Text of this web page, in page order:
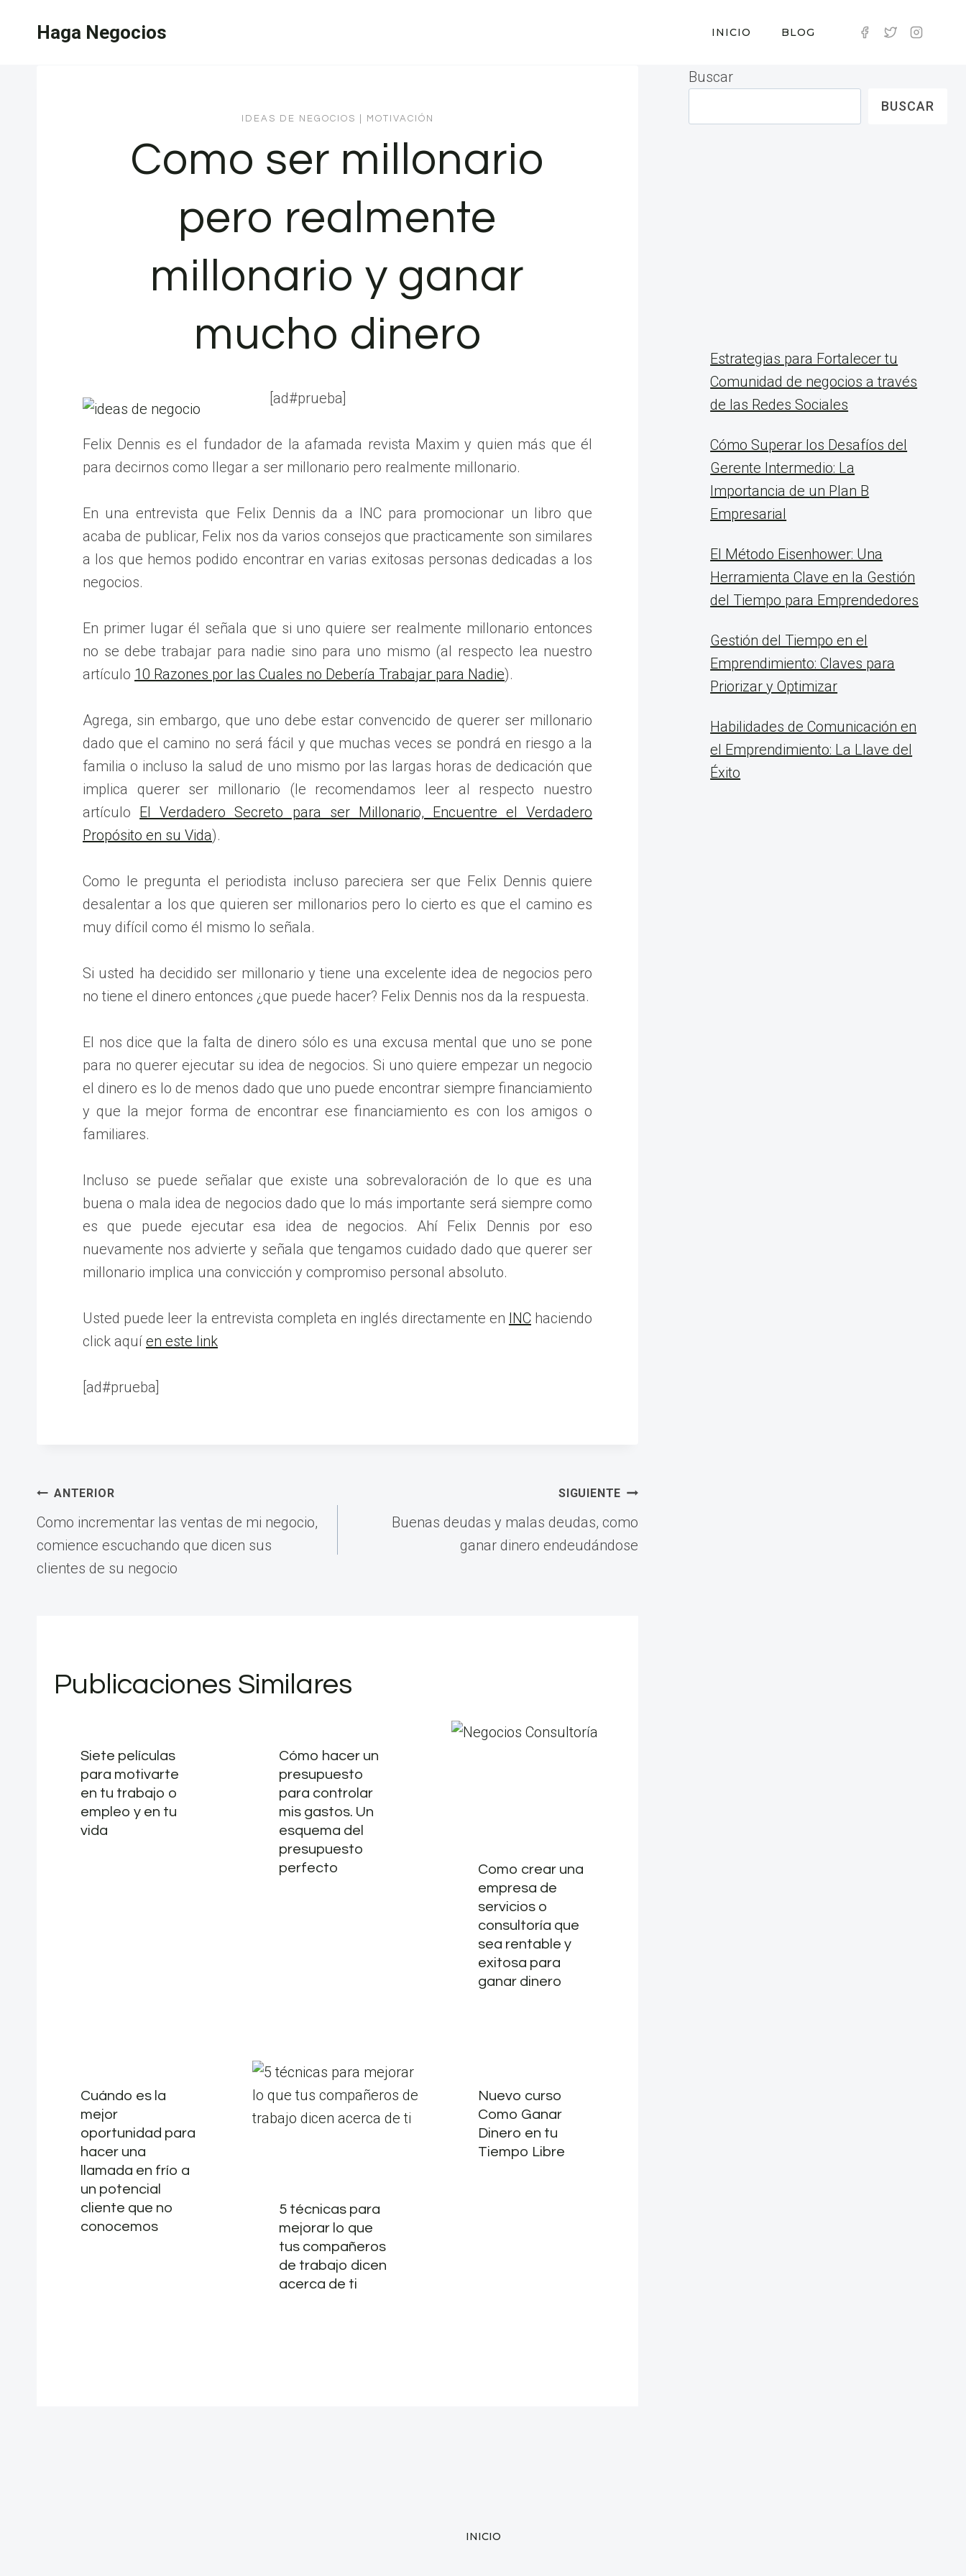
Haga Negocios INICIO BLOG
IDEAS DE NEGOCIOS MOTIVACIÓN
Como ser millonario
pero realmente
millonario y ganar
mucho dinero
[ad#prueba]
Felix Dennis es el fundador de la afamada revista Maxim y quien más que él
para decirnos como llegar a ser millonario pero realmente millonario.
En una entrevista que Felix Dennis da a INC para promocionar un libro que
acaba de publicar, Felix nos da varios consejos que practicamente son similares
a los que hemos podido encontrar en varias exitosas personas dedicadas a los
negocios.
En primer lugar él señala que si uno quiere ser realmente millonario entonces
no se debe trabajar para nadie sino para uno mismo (al respecto lea nuestro
artículo 10 Razones por las Cuales no Debería Trabajar para Nadie).
Agrega, sin embargo, que uno debe estar convencido de querer ser millonario
dado que el camino no será fácil y que muchas veces se pondrá en riesgo a la
familia o incluso la salud de uno mismo por las largas horas de dedicación que
implica querer ser millonario (le recomendamos leer al respecto nuestro
artículo El Verdadero Secreto para ser Millonario, Encuentre el Verdadero
Propósito en su Vida).
Como le pregunta el periodista incluso pareciera ser que Felix Dennis quiere
desalentar a los que quieren ser millonarios pero lo cierto es que el camino es
muy difícil como él mismo lo señala.
Si usted ha decidido ser millonario y tiene una excelente idea de negocios pero
no tiene el dinero entonces ¿que puede hacer? Felix Dennis nos da la respuesta.
El nos dice que la falta de dinero sólo es una excusa mental que uno se pone
para no querer ejecutar su idea de negocios. Si uno quiere empezar un negocio
el dinero es lo de menos dado que uno puede encontrar siempre financiamiento
y que la mejor forma de encontrar ese financiamiento es con los amigos o
familiares.
Incluso se puede señalar que existe una sobrevaloración de lo que es una
buena o mala idea de negocios dado que lo más importante será siempre como
es que puede ejecutar esa idea de negocios. Ahí Felix Dennis por eso
nuevamente nos advierte y señala que tengamos cuidado dado que querer ser
millonario implica una convicción y compromiso personal absoluto.
Usted puede leer la entrevista completa en inglés directamente en INChaciendo
click aquí en este link
[ad#prueba]
Navegación
de
ANTERIOR
Como incrementar las ventas de mi negocio,
comience escuchando que dicen sus
clientes de su negocio
SIGUIENTE
Buenas deudas y malas deudas, como
ganar dinero endeudándose
Publicaciones Similares
Siete películas
para motivarte
en tu trabajo o
empleo y en tu
vida
Cómo hacer un
presupuesto
para controlar
mis gastos. Un
esquema del
presupuesto
perfecto
Como crear una
empresa de
servicios o
consultoría que
sea rentable y
exitosa para
ganar dinero
Cuándo es la
mejor
oportunidad para
hacer una
llamada en frío a
un potencial
cliente que no
conocemos
5 técnicas para
mejorar lo que
tus compañeros
de trabajo dicen
acerca de ti
Nuevo curso
Como Ganar
Dinero en tu
Tiempo Libre
Buscar
BUSCAR
Estrategias para Fortalecer tu
Comunidad de negocios a través
de las Redes Sociales
Cómo Superar los Desafíos del
Gerente Intermedio: La
Importancia de un Plan B
Empresarial
El Método Eisenhower: Una
Herramienta Clave en la Gestión
del Tiempo para Emprendedores
Gestión del Tiempo en el
Emprendimiento: Claves para
Priorizar y Optimizar
Habilidades de Comunicación en
el Emprendimiento: La Llave del
Éxito
INICIO